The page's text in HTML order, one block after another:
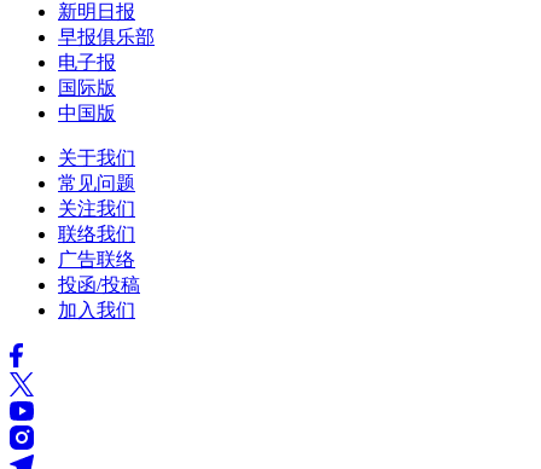
新明日报
早报俱乐部
电子报
国际版
中国版
关于我们
常见问题
关注我们
联络我们
广告联络
投函/投稿
加入我们